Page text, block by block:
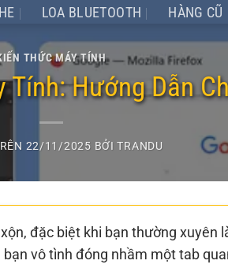
LOA BLUETOOTH HÀNG CŨ
THỨC MÁY TÍNH
Tính: Hướng Dẫn
22/11/2025 BỞITRANDU
đặc biệt khi bạn thường xuyên
vô tình đóng nhầm một tab